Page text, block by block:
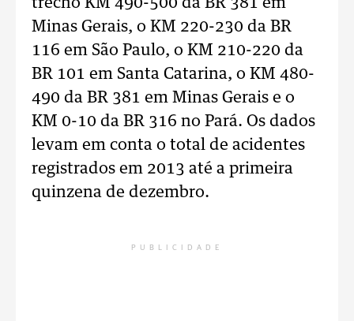
trecho KM 490-500 da BR 381 em
Minas Gerais, o KM 220-230 da BR
116 em São Paulo, o KM 210-220 da
BR 101 em Santa Catarina, o KM 480-
490 da BR 381 em Minas Gerais e o
KM 0-10 da BR 316 no Pará. Os dados
levam em conta o total de acidentes
registrados em 2013 até a primeira
quinzena de dezembro.
PUBLICIDADE